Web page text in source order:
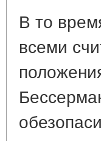
В то
всеми